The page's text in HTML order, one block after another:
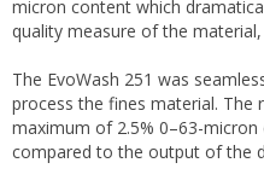
micron content which
quality measure of the
The EvoWash 251 was
process the fines material. The
maximum of 2.5% 0–63-
compared to the output of the